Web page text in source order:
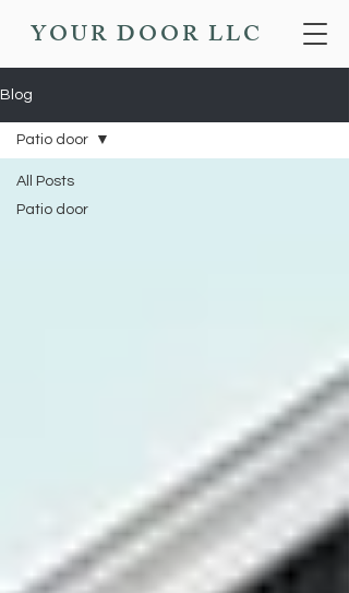
YOUR DOOR LLC
Blog
All Posts
Patio door
Patio door